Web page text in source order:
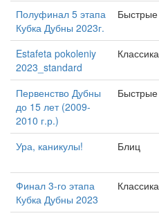
Полуфинал 5 этапа
Кубка Дубны 2023г.
Быстрые
Estafeta pokoleniy
2023_standard
Классика
Первенство Дубны
до 15 лет (2009-
2010 г.р.)
Быстрые
Ура, каникулы! Блиц
Финал 3-го этапа
Кубка Дубны 2023
Классика